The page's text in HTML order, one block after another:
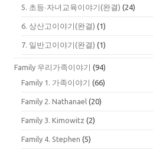
5. 초등∙자녀교육이야기(완결) (24)
6. 상산고이야기(완결) (1)
7. 일반고이야기(완결) (1)
Family 우리가족이야기 (94)
Family 1. 가족이야기 (66)
Family 2. Nathanael (20)
Family 3. Kimowitz (2)
Family 4. Stephen (5)